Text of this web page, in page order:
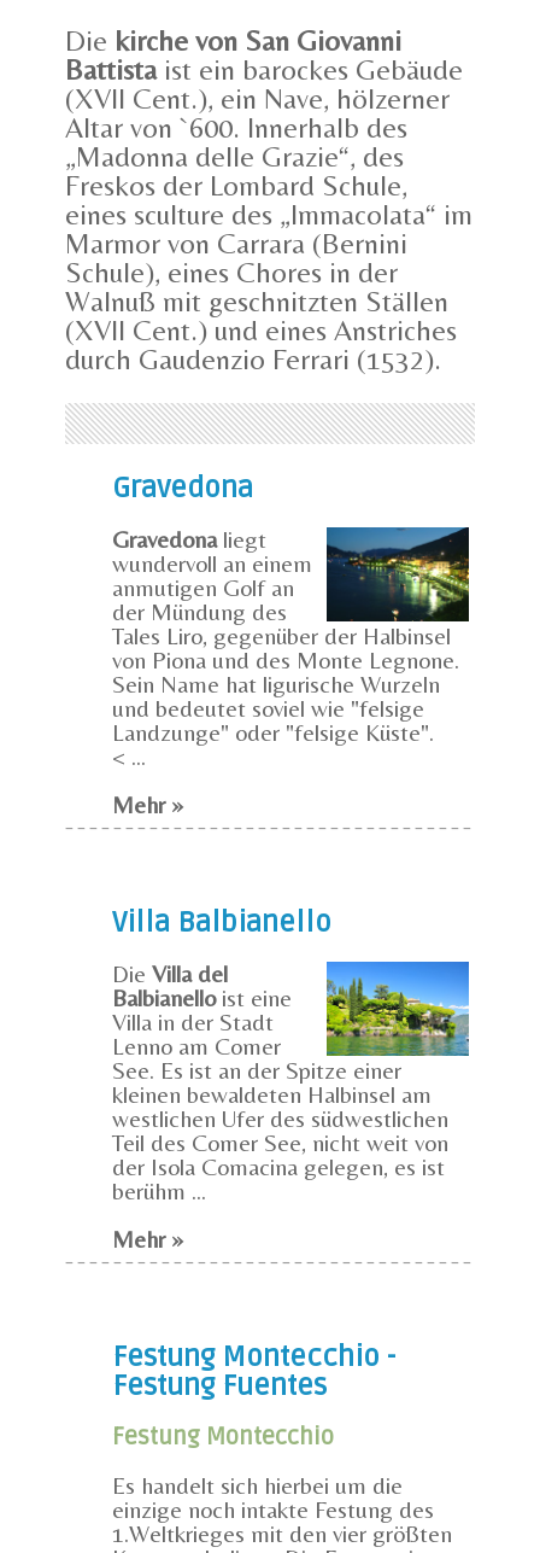
Die kirche von San Giovanni
Battistaist ein barockes Gebäude
(XVII Cent.), ein Nave, hölzerner
Altar von `600. Innerhalb des
„Madonna delle Grazie“, des
Freskos der Lombard Schule,
eines sculture des „Immacolata“ im
Marmor von Carrara (Bernini
Schule), eines Chores in der
Walnuß mit geschnitzten Ställen
(XVII Cent.) und eines Anstriches
durch Gaudenzio Ferrari (1532).
Gravedona
Gravedona liegt
wundervoll an einem
anmutigen Golf an
der Mündung des
Tales Liro, gegenüber der Halbinsel
von Piona und des Monte Legnone.
Sein Name hat ligurische Wurzeln
und bedeutet soviel wie "felsige
Landzunge" oder "felsige Küste".
< ...
Mehr »
Villa Balbianello
Die Villa del
Balbianelloist eine
Villa in der Stadt
Lenno am Comer
See. Es ist an der Spitze einer
kleinen bewaldeten Halbinsel am
westlichen Ufer des südwestlichen
Teil des Comer See, nicht weit von
der Isola Comacina gelegen, es ist
berühm ...
Mehr »
Festung Montecchio -
Festung Fuentes
Festung Montecchio
Es handelt sich hierbei um die
einzige noch intakte Festung des
1.Weltkrieges mit den vier größten